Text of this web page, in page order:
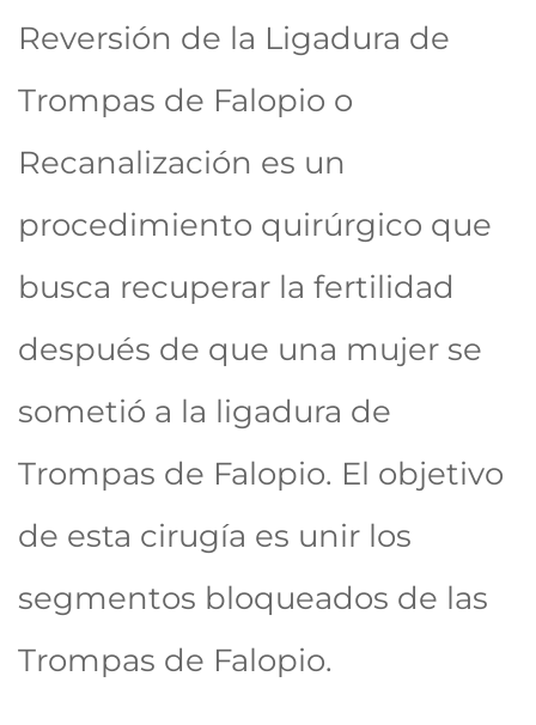
Reversión de la Ligadura de
Trompas de Falopio o
Recanalización es un
procedimiento quirúrgico que
busca recuperar la fertilidad
después de que una mujer se
sometió a la ligadura de
Trompas de Falopio. El objetivo
de esta cirugía es unir los
segmentos bloqueados de las
Trompas de Falopio.